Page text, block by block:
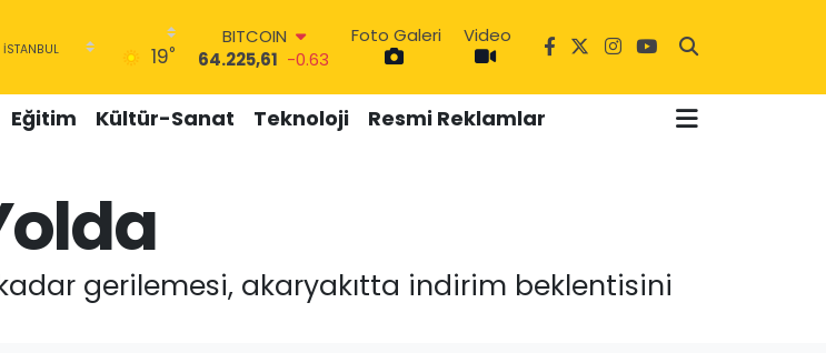
19°
BITCOIN
64.225,61 -0.63
47,7143
EURO
BİST100
13.799 70
Foto Galeri Video
Eğitim Kültür-Sanat Teknoloji Resmi Reklamlar
gerilemesi, akaryakıtta indirim beklentisini